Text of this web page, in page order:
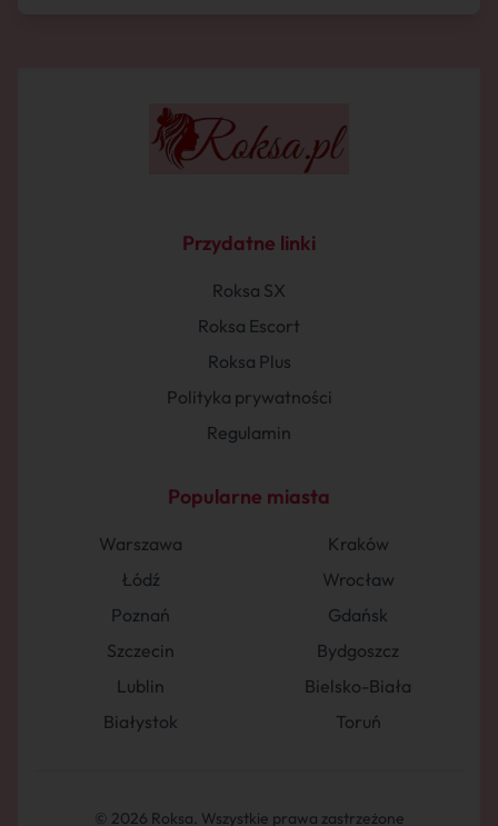
Przydatne linki
Roksa SX
Roksa Escort
Roksa Plus
Polityka prywatności
Regulamin
Popularne miasta
Warszawa
Kraków
Łódź
Wrocław
Poznań
Gdańsk
Szczecin
Bydgoszcz
Lublin
Bielsko-Biała
Białystok
Toruń
© 2026 Roksa. Wszystkie prawa zastrzeżone